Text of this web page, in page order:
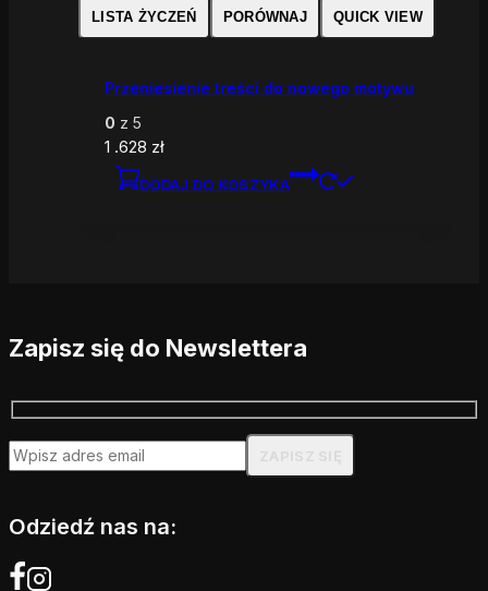
LISTA ŻYCZEŃ PORÓWNAJ QUICK VIEW
Przeniesienie treści do nowego motywu
0 z 5
1 .628 zł
DODAJ DO KOSZYKA
Zapisz się do Newslettera
Odziedź nas na: